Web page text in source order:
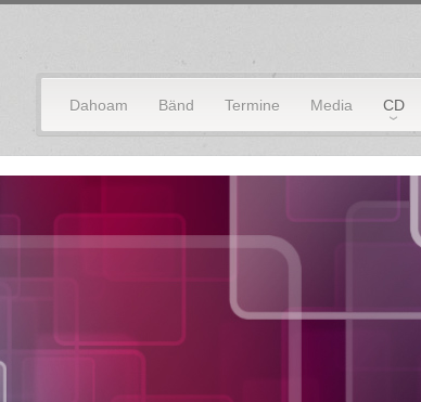
Dahoam Bänd Termine Media CD